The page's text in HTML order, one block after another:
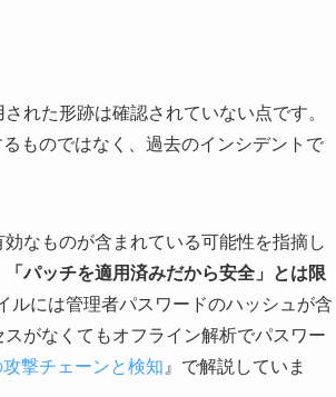
れた形跡は確認されていない点です。
ものではなく、過去のインシデントで
なものが含まれている可能性を指摘し
「パッチを適用済みだから安全」とは限
ルには管理者パスワードのハッシュが含
がなくてもオフライン解析でパスワー
撃チェーンと検知 』で解説していま